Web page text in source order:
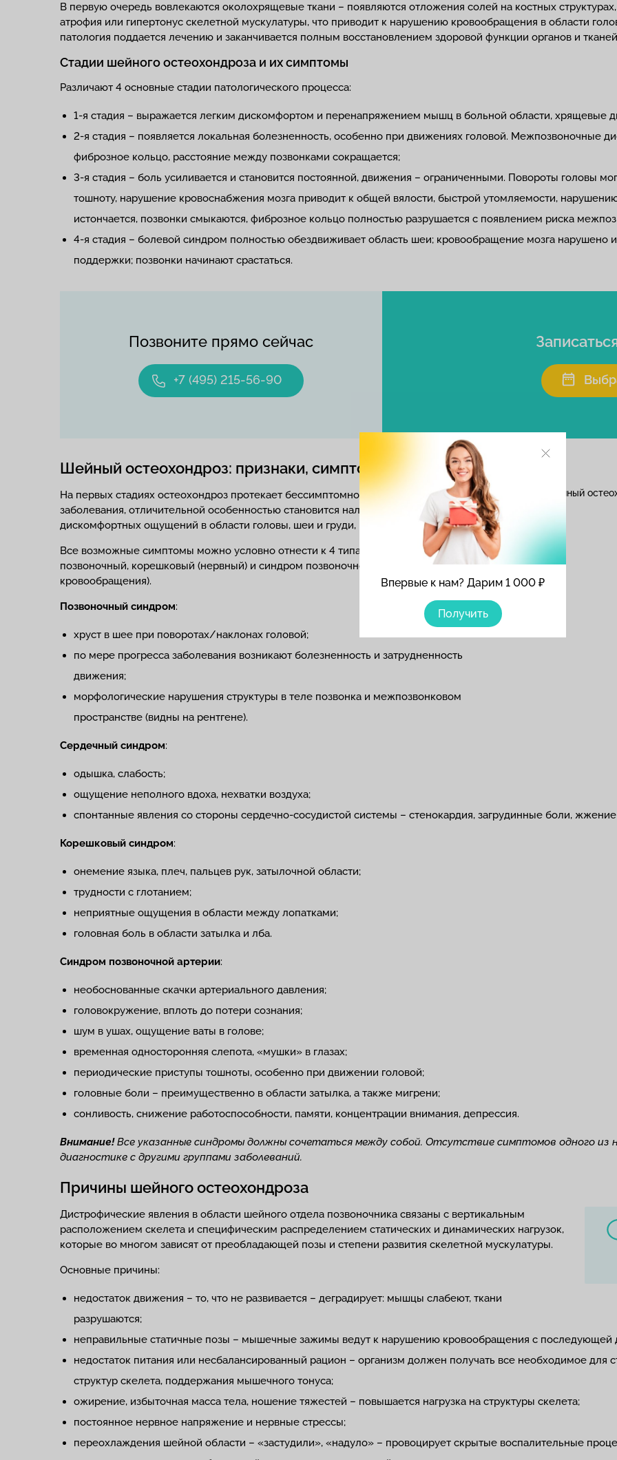
Впервые к нам? Дарим 1 000 ₽
Получить
В первую очередь вовлекаются околохрящевые ткани – появляются отложения солей на костных
атрофия или гипертонус скелетной мускулатуры, что приводит к нарушению кровообращения в области
патология поддается лечению и заканчивается полным восстановлением здоровой функции органов и
Стадии шейного остеохондроза и их симптомы
Различают 4 основные стадии патологического процесса:
1-я стадия – выражается легким дискомфортом и перенапряжением мышц в больной области, хрящевые
2-я стадия – появляется локальная болезненность, особенно при движениях головой. Межпозвоночные
фиброзное кольцо, расстояние между позвонками сокращается;
3-я стадия – боль усиливается и становится постоянной, движения – ограниченными. Повороты головы
тошноту, нарушение кровоснабжения мозга приводит к общей вялости, быстрой утомляемости,
истончается, позвонки смыкаются, фиброзное кольцо полностью разрушается с появлением риска
4-я стадия – болевой синдром полностью обездвиживает область шеи; кровообращение мозга нарушено
поддержки; позвонки начинают срастаться.
Позвоните прямо сейчас
+7 (495) 215-56-90
Шейный остеохондроз: признаки, симптомы, лечение патологии
На первых стадиях остеохондроз протекает бессимптомно. По мере развития
заболевания, отличительной особенностью становится наличие болезненных или
дискомфортных ощущений в области головы, шеи и груди, реже – верхних конечностей.
Все возможные симптомы можно условно отнести к 4 типам синдромов: сердечный,
позвоночный, корешковый (нервный) и синдром позвоночной артерии (с нарушением
кровообращения).
Позвоночный синдром:
хруст в шее при поворотах/наклонах головой;
по мере прогресса заболевания возникают болезненность и затрудненность
движения;
морфологические нарушения структуры в теле позвонка и межпозвонковом
пространстве (видны на рентгене).
Сердечный синдром:
одышка, слабость;
ощущение неполного вдоха, нехватки воздуха;
спонтанные явления со стороны сердечно-сосудистой системы – стенокардия, загрудинные боли,
Корешковый синдром:
онемение языка, плеч, пальцев рук, затылочной области;
трудности с глотанием;
неприятные ощущения в области между лопатками;
головная боль в области затылка и лба.
Синдром позвоночной артерии:
необоснованные скачки артериального давления;
головокружение, вплоть до потери сознания;
шум в ушах, ощущение ваты в голове;
временная односторонняя слепота, «мушки» в глазах;
периодические приступы тошноты, особенно при движении головой;
головные боли – преимущественно в области затылка, а также мигрени;
сонливость, снижение работоспособности, памяти, концентрации внимания, депрессия.
Внимание! Все указанные синдромы должны сочетаться между собой. Отсутствие симптомов одного
диагностике с другими группами заболеваний.
Причины шейного остеохондроза
Дистрофические явления в области шейного отдела позвоночника связаны с вертикальным
расположением скелета и специфическим распределением статических и динамических нагрузок,
которые во многом зависят от преобладающей позы и степени развития скелетной мускулатуры.
Основные причины:
недостаток движения – то, что не развивается – деградирует: мышцы слабеют, ткани
разрушаются;
неправильные статичные позы – мышечные зажимы ведут к нарушению кровообращения с последующей
недостаток питания или несбалансированный рацион – организм должен получать все необходимое для
структур скелета, поддержания мышечного тонуса;
ожирение, избыточная масса тела, ношение тяжестей – повышается нагрузка на структуры скелета;
постоянное нервное напряжение и нервные стрессы;
переохлаждения шейной области – «застудили», «надуло» – провоцирует скрытые воспалительные